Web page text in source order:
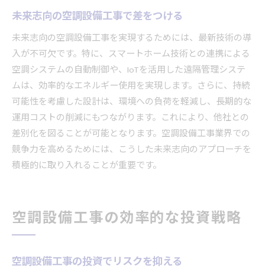
未来志向の空調設備工事で差をつける
未来志向の空調設備工事を実現するためには、最新技術の導
入が不可欠です。特に、スマートホーム技術との連携による
空調システムの自動制御や、IoTを活用した遠隔管理システ
ムは、効率的なエネルギー使用を実現します。さらに、持続
可能性を考慮した設計は、環境への負荷を軽減し、長期的な
運用コストの削減にもつながります。これにより、他社との
差別化を図ることが可能となります。空調設備工事業界での
競争力を高めるためには、こうした未来志向のアプローチを
積極的に取り入れることが重要です。
空調設備工事の効率的な投資戦略
空調設備工事の投資でリスクを抑える